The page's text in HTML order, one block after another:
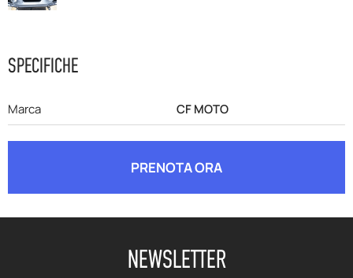
SPECIFICHE
Marca CF MOTO
PRENOTA ORA
NEWSLETTER